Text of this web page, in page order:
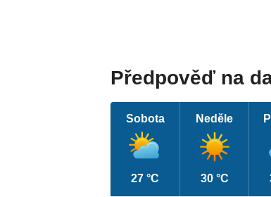
Předpověď na
Sobota
27 °C
Neděle
30 °C